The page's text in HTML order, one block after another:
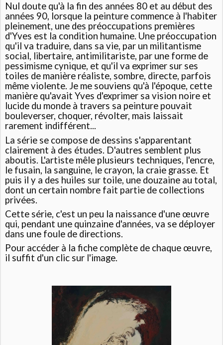
Nul doute qu'à la fin des années 80 et au début des
années 90, lorsque la peinture commence à l'habiter
pleinement, une des préoccupations premières
d'Yves est la condition humaine. Une préoccupation
qu'il va traduire, dans sa vie, par un militantisme
social, libertaire, antimilitariste, par une forme de
pessimisme cynique, et qu'il va exprimer sur ses
toiles de manière réaliste, sombre, directe, parfois
même violente. Je me souviens qu'à l'époque, cette
manière qu'avait Yves d'exprimer sa vision noire et
lucide du monde à travers sa peinture pouvait
bouleverser, choquer, révolter, mais laissait
rarement indifférent...
La série se compose de dessins s'apparentant
clairement à des études. D'autres semblent plus
aboutis. L'artiste mêle plusieurs techniques, l'encre,
le fusain, la sanguine, le crayon, la craie grasse. Et
puis il y a des huiles sur toile, une douzaine au total,
dont un certain nombre fait partie de collections
privées.
Cette série, c'est un peu la naissance d'une œuvre
qui, pendant une quinzaine d'années, va se déployer
dans une foule de directions.
Pour accéder à la fiche complète de chaque œuvre,
il suffit d'un clic sur l'image.